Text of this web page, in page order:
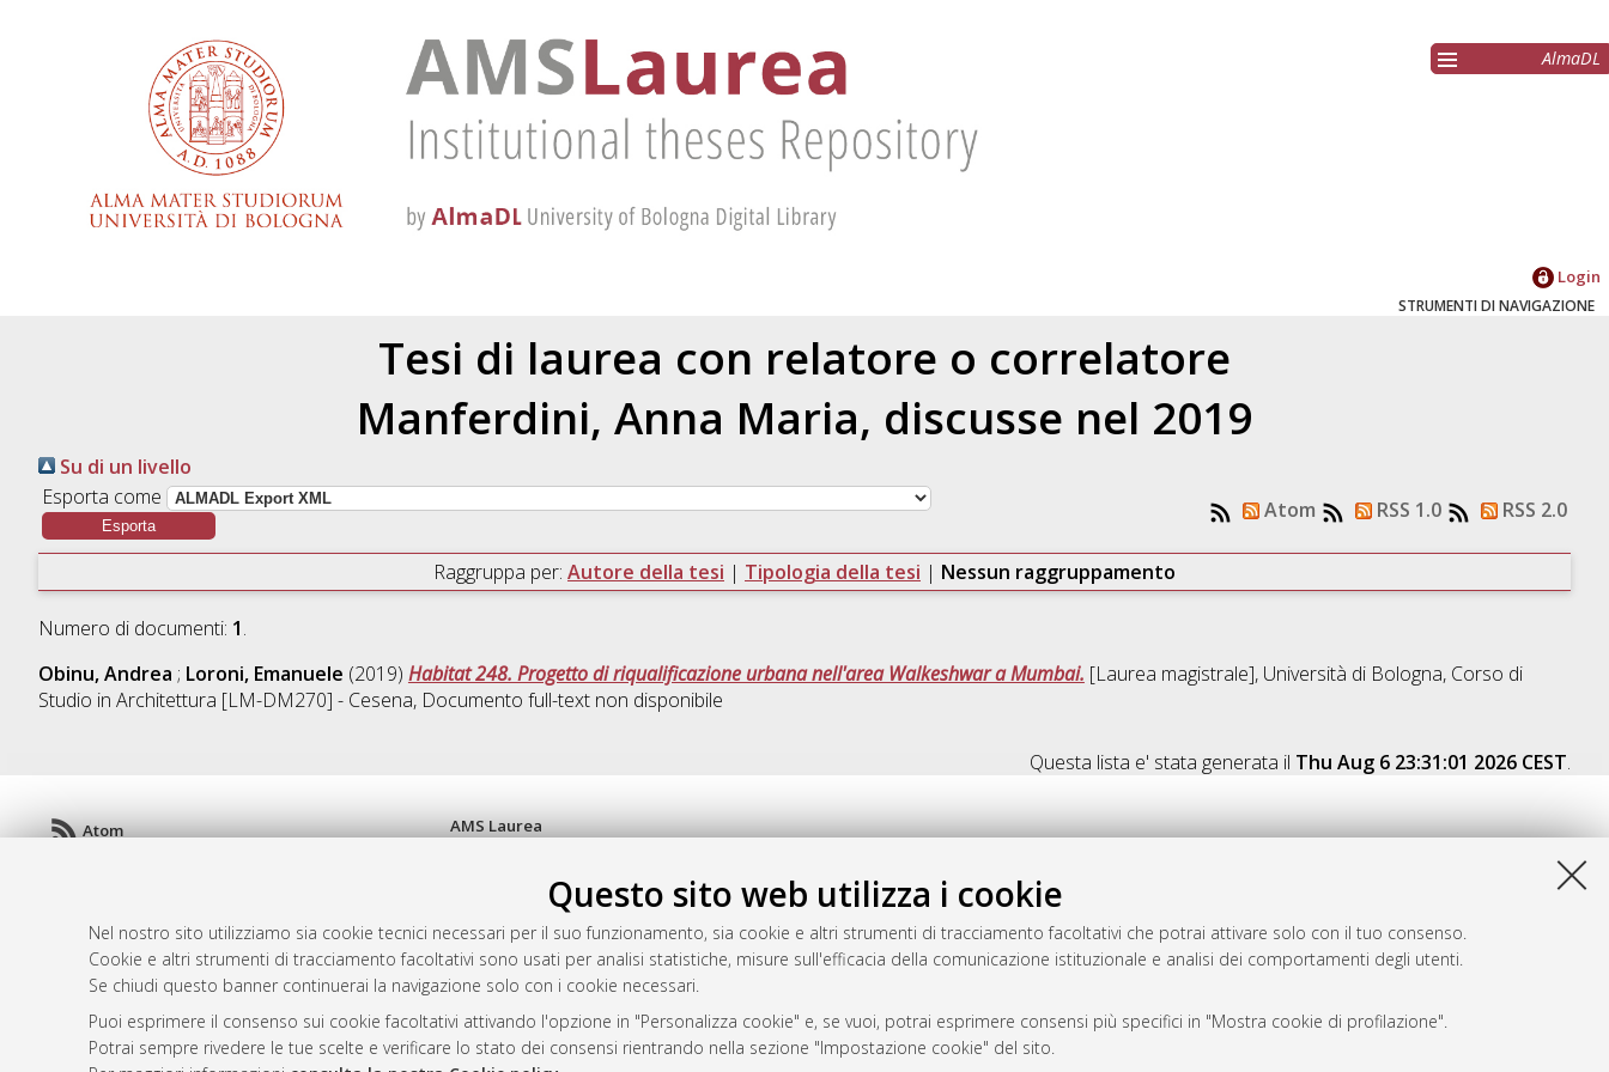
Questo sito web utilizza i cookie
Nel nostro sito utilizziamo sia cookie tecnici necessari per il suo funzionamento, sia cookie e altri strumenti di tracciamento facoltativi che potrai attivare solo con il tuo consenso.
Cookie e altri strumenti di tracciamento facoltativi sono usati per analisi statistiche, misure sull'efficacia della comunicazione istituzionale e analisi dei comportamenti degli utenti.
Se chiudi questo banner continuerai la navigazione solo con i cookie necessari.
Puoi esprimere il consenso sui cookie facoltativi attivando l'opzione in "Personalizza cookie" e, se vuoi, potrai esprimere consensi più specifici in "Mostra cookie di profilazione".
Potrai sempre rivedere le tue scelte e verificare lo stato dei consensi rientrando nella sezione "Impostazione cookie" del sito.
AlmaDL
Login
STRUMENTI DI NAVIGAZIONE
Tesi di laurea con relatore o correlatore
Manferdini, Anna Maria, discusse nel 2019
Su di un livello
Esporta come
Atom RSS 1.0 RSS 2.0
Raggruppa per: Autore della tesi | Tipologia della tesi | Nessun raggruppamento
Numero di documenti: 1.
Obinu, Andrea ; Loroni, Emanuele (2019) Habitat 248. Progetto di riqualificazione urbana nell'area Walkeshwar a Mumbai. [Laurea magistrale], Università di Bologna, Corso di
Studio in Architettura [LM-DM270] - Cesena, Documento full-text non disponibile
Questa lista e' stata generata il Thu Aug 6 23:31:01 2026 CEST.
Atom
AMS Laurea
Impostazioni Cookie
Informativa sulla privacy
Condizioni d’uso del sito
© ALMA MATER STUDIORUM - Università di Bologna, 2007-2026.